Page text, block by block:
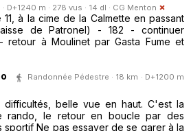
D+1240 m · 278 vus · 14 dl · CG Menton
à la cime de la Calmette en passant
de Patronel) - 182 - continuer
retour à Moulinet par Gasta Fume et
Randonnée Pédestre · 18 km · D+1200 m
difficultés, belle vue en haut. C'est la
rando, le retour en boucle par des
sportif Ne pas essayer de se garer à la